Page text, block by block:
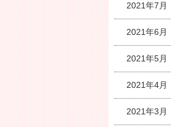
2021年7月
2021年6月
2021年5月
2021年4月
2021年3月